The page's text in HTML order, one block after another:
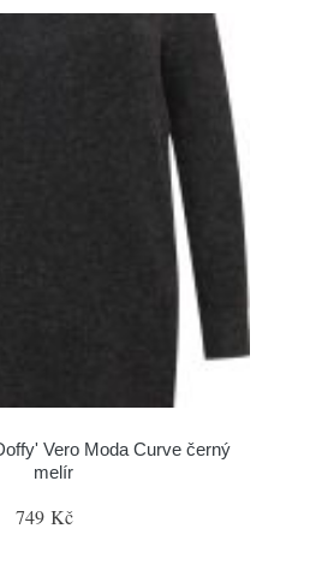
Vero Moda Curve černý
melír
749 Kč